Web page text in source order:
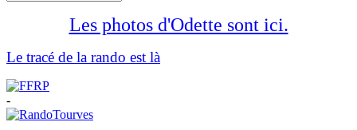
Les photos d'Odette sont ici.
Le tracé de la rando est là
-